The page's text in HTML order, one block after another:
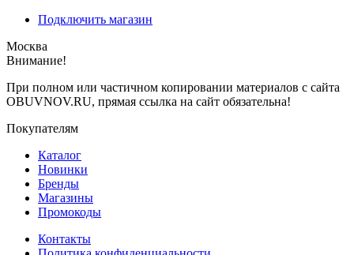
Подключить магазин
Москва
Внимание!
При полном или частичном копировании материалов с сайта
OBUVNOV.RU, прямая ссылка на сайт обязательна!
Покупателям
Каталог
Новинки
Бренды
Магазины
Промокоды
Контакты